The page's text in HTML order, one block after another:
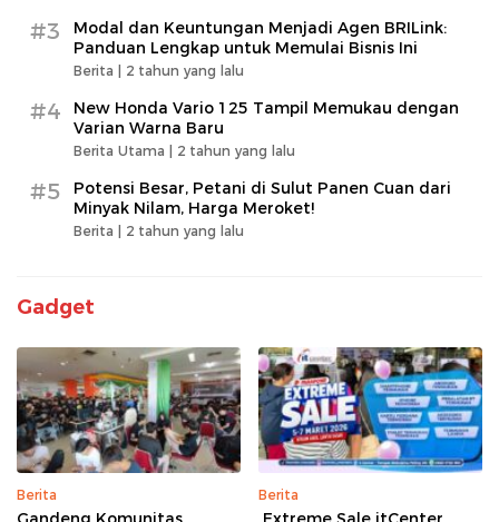
#3
Modal dan Keuntungan Menjadi Agen BRILink:
Panduan Lengkap untuk Memulai Bisnis Ini
Berita | 2 tahun yang lalu
#4
New Honda Vario 125 Tampil Memukau dengan
Varian Warna Baru
Berita Utama | 2 tahun yang lalu
#5
Potensi Besar, Petani di Sulut Panen Cuan dari
Minyak Nilam, Harga Meroket!
Berita | 2 tahun yang lalu
Gadget
Berita Berita